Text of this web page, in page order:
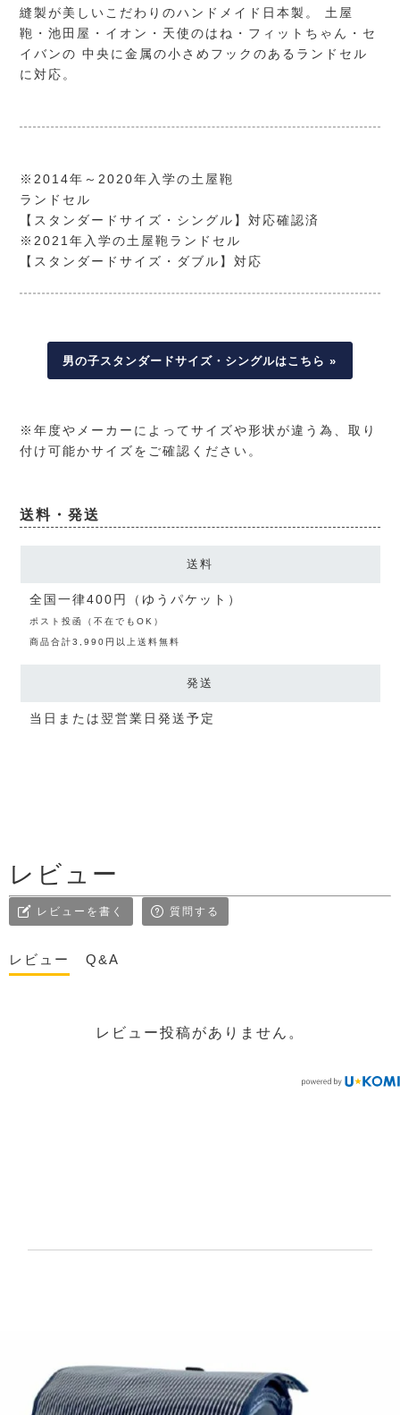
縫製が美しいこだわりのハンドメイド日本製。 土屋
鞄・池田屋・イオン・天使のはね・フィットちゃん・セ
イバンの中央に金属の小さめフックのあるランドセル
に対応。
※2014年～2020年入学の土屋鞄
ランドセル
【スタンダードサイズ・シングル】対応確認済
※2021年入学の土屋鞄ランドセル
【スタンダードサイズ・ダブル】対応
男の子スタンダードサイズ・シングルはこちら »
※年度やメーカーによってサイズや形状が違う為、取り
付け可能かサイズをご確認ください。
送料・発送
送料
全国一律400円（ゆうパケット）
ポスト投函（不在でもOK）
商品合計3,990円以上送料無料
発送
当日または翌営業日発送予定
レビュー
レビューを書く 質問する
レビュー Q&A
レビュー投稿がありません。